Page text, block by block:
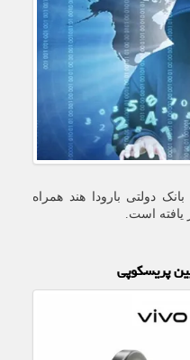
دولتی بارودا هند همراه
یافته است.
پریسکوپی